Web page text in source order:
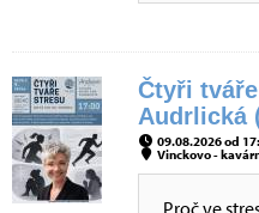
Čtyři
Audrlická
09.08.2026 od
Vinckovo -
Proč ve